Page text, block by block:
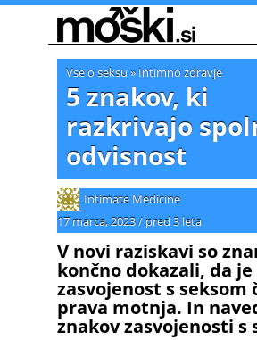
Vse o seksu » Intimno zdravje
5 znakov, ki
razkrivajo
odvisnost
Intimate Medicine
17 marca, 2023/ pred 3 leta
V novi raziskavi so
končno dokazali, da je
zasvojenost s seksom
prava motnja. In
znakov zasvojenosti s